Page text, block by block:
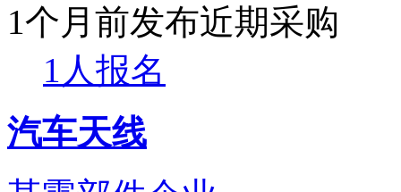
1个月前发布近期采购
1人报名
汽车天线